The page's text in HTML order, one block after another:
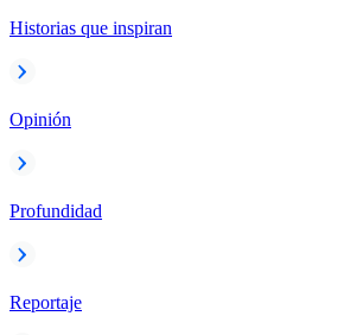
Historias que inspiran
Opinión
Profundidad
Reportaje